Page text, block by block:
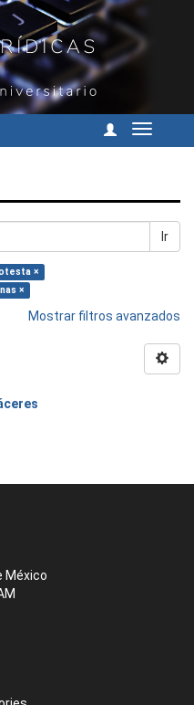
Cambiar
Ir
×
×
Mostrar filtros avanzados
México